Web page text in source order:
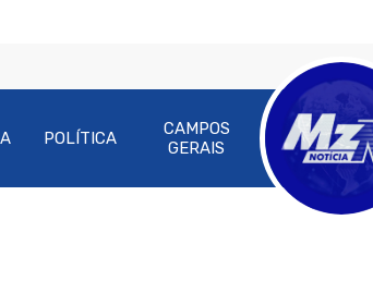
POLÍTICA
CAMPOS
GERAIS